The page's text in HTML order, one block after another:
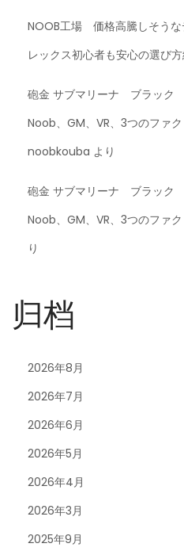
NOOB工場 価格高騰しそうな
レックス初心者も安心の選び
砲金 サブマリーナ ブラック
Noob、GM、VR、3つのファ
noobkouba より
砲金 サブマリーナ ブラック
Noob、GM、VR、3つのファ
り
归档
2026年8月
2026年7月
2026年6月
2026年5月
2026年4月
2026年3月
2025年9月